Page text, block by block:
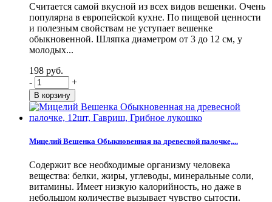
Считается самой вкусной из всех видов вешенки. Очень
популярна в европейской кухне. По пищевой ценности
и полезным свойствам не уступает вешенке
обыкновенной. Шляпка диаметром от 3 до 12 см, у
молодых...
198 руб.
-
+
Мицелий Вешенка Обыкновенная на древесной палочке,...
Содержит все необходимые организму человека
вещества: белки, жиры, углеводы, минеральные соли,
витамины. Имеет низкую калорийность, но даже в
небольшом количестве вызывает чувство сытости.